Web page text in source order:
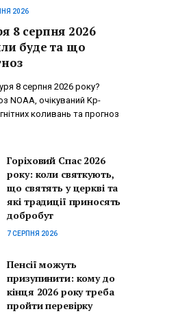
2026
8 серпня 2026
буде та що
8 серпня 2026 року?
NOAA, очікуваний Kp-
коливань та прогноз
Горіховий Спас 2026
року: коли святкують,
що святять у церкві та
які традиції приносять
добробут
7 СЕРПНЯ 2026
Пенсії можуть
призупинити: кому до
кінця 2026 року треба
пройти перевірку